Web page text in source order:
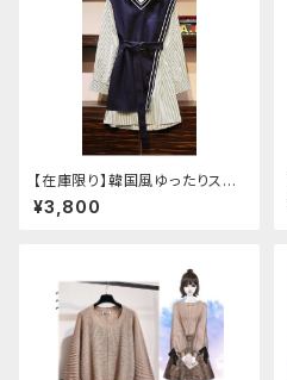
【在庫限り】韓国風ゆったりスタ
イルニットベスト ＋ ストライプシ
ャツ ベルト付き
¥3,800